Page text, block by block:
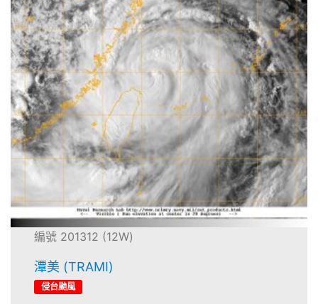
編號 201312 (12W)
潭美 (TRAMI)
侵台颱風